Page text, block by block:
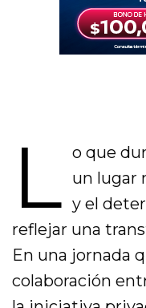
L o que
un lugar
y el
reflejar una
En una jornada
colaboración